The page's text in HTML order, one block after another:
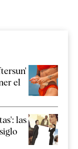
el
las